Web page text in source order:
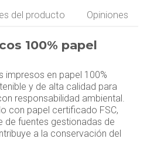
del producto Opiniones
100% papel
impresos en papel 100%
y de alta calidad para
responsabilidad ambiental.
con papel certificado FSC,
de fuentes gestionadas de
a la conservación del